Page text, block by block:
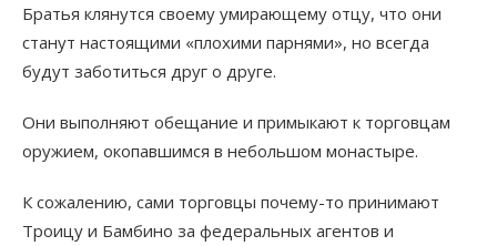
Братья клянутся своему умирающему отцу, что они
станут настоящими «плохими парнями», но всегда
будут заботиться друг о друге.
Они выполняют обещание и примыкают к торговцам
оружием, окопавшимся в небольшом монастыре.
К сожалению, сами торговцы почему-то принимают
Троицу и Бамбино за федеральных агентов и